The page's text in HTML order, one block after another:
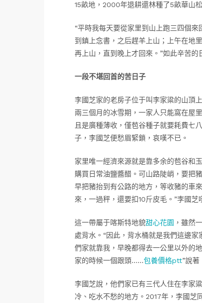
15畝地，2000年退耕還林種了5畝華山松
“平時我每天要從家里到山上跑三四個來
到鎮上念書，之后趕羊上山；上午在地
再上山，直到晚上才回來。”如此辛苦的
一段不堪回首的苦日子
李國芝家的老房子位于叫李家粱的山頂
兩三個月的冰雪期，一家人只能窩在屋
且是廣種薄收，僅苞谷種子就要耗費七
子，李國芝便愁眉緊鎖，哀嘆不已。
家里唯一經濟來源就是靠多余的苞谷和
購買日常油鹽醬醋。可山路陡峭，要把
早把豬抬到有公路的地方，等收豬的車
來，一過秤，還要扣10斤皮毛。”李國芝
這一帶屬于喀斯特地貌甜心花園 ，雖然
處背水。“因此，背水桶就是我們這邊
們家就靠我，早晚都得去一公里以外的
家的時候一個跟頭……包養價格ptt”說著
李國芝說，他們家已有三代人住在李家
冷、吃水不愁的地方。2017年，李國芝